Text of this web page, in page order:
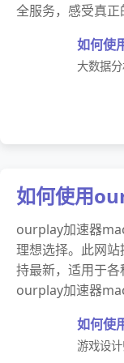
全服务，感受真正
如何使
大数据
如何使用
ourplay加速器
理想选择。此网
持最新，适用于
ourplay加速器
如何使
游戏设